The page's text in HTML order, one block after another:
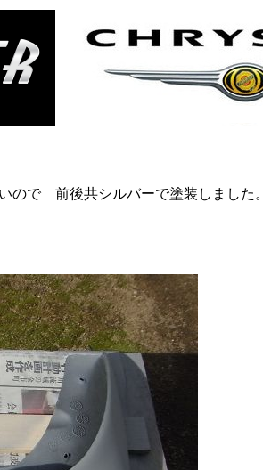
ので 前後共シルバーで塗装しました。